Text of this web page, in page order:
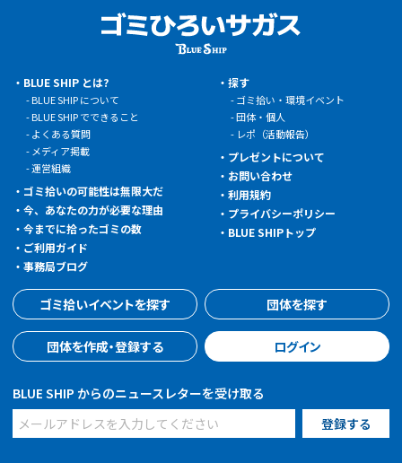
BLUE SHIP とは?
BLUE SHIP について
BLUE SHIP でできること
よくある質問
メディア掲載
運営組織
ゴミ拾いの可能性は無限大だ
今、あなたの力が必要な理由
今までに拾ったゴミの数
ご利用ガイド
事務局ブログ
探す
ゴミ拾い・環境イベント
団体・個人
レポ（活動報告）
プレゼントについて
お問い合わせ
利用規約
プライバシーポリシー
BLUE SHIPトップ
ゴミ拾いイベントを探す 団体を探す
団体を作成・登録する ログイン
BLUE SHIP からのニュースレターを受け取る